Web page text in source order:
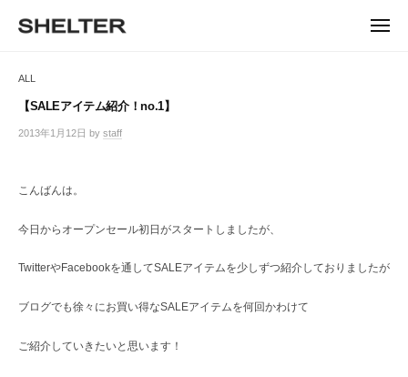
H
E
R
E
E
シ
ル
ー
京
メ
ALL
【SALEアイテム紹介！no.1】
2013年1月12日 by staff
ン
こんばんは。
今日からオープンセール初日がスタートしましたが、
TwitterやFacebookを通してSALEアイテムを少しずつ紹介しておりましたが
ブログでも徐々にお買い得なSALEアイテムを何回かわけて
ご紹介していきたいと思います！
H
E
T
E
R